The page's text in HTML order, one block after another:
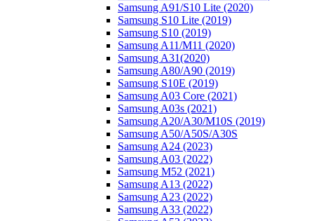
Samsung A91/S10 Lite (2020)
Samsung S10 Lite (2019)
Samsung S10 (2019)
Samsung A11/M11 (2020)
Samsung A31(2020)
Samsung A80/A90 (2019)
Samsung S10E (2019)
Samsung A03 Core (2021)
Samsung A03s (2021)
Samsung A20/A30/M10S (2019)
Samsung A50/A50S/A30S
Samsung A24 (2023)
Samsung A03 (2022)
Samsung M52 (2021)
Samsung A13 (2022)
Samsung A23 (2022)
Samsung A33 (2022)